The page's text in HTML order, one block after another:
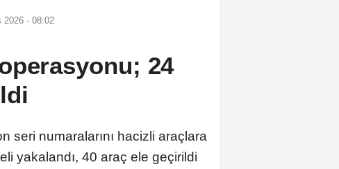
2026 - 08:02
24
seri numaralarını hacizli araçlara
yakalandı, 40 araç ele geçirildi